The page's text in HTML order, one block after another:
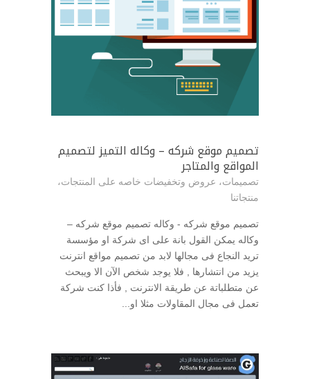
تصميم موقع شركه – وكاله التميز لتصميم
المواقع والمتاجر
تصميمات، عروض وتخفيضات خاصه على المنتجات،
منتجاتنا
تصميم موقع شركه - وكاله تصميم موقع شركه –
وكاله يمكن القول بانة على اى شركة او مؤسسة
تريد النجاع فى مجالها لابد من تصميم مواقع انترنت
يزيد من انتشارها , فلا يوجد شخص الآن الا ويبحث
عن متطلباتة عن طريقة الانترنت , فأذا كنت شركة
تعمل فى مجال المقاولات مثلا او...